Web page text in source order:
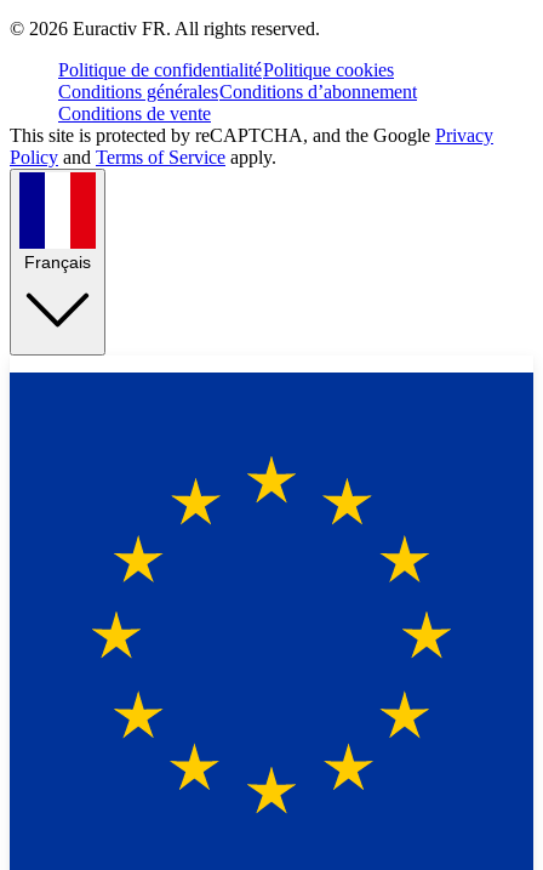
© 2026 Euractiv FR. All rights reserved.
Politique de confidentialitéPolitique cookies
Conditions généralesConditions d’abonnement
Conditions de vente
This site is protected by reCAPTCHA, and the Google Privacy
Policy and Terms of Service apply.
Français